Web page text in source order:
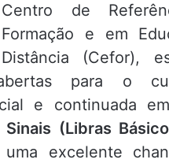
Centro de
Formação e em
Distância (Cefor),
para o
e continuada
Sinais (Libras
excelente